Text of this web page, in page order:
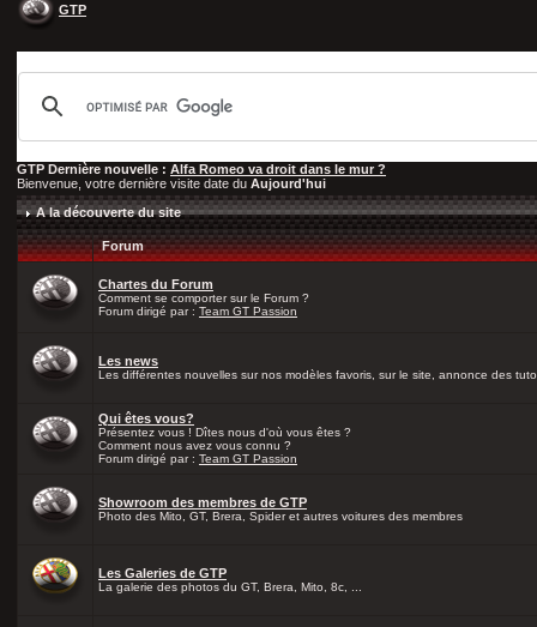
GTP
GTP Dernière nouvelle : Alfa Romeo va droit dans le mur ?
Bienvenue, votre dernière visite date du Aujourd'hui
A la découverte du site
Forum
Chartes du Forum
Comment se comporter sur le Forum ?
Forum dirigé par : Team GT Passion
Les news
Les différentes nouvelles sur nos modèles favoris, sur le site, annonce des
Qui êtes vous?
Présentez vous ! Dîtes nous d'où vous êtes ?
Comment nous avez vous connu ?
Forum dirigé par : Team GT Passion
Showroom des membres de GTP
Photo des Mito, GT, Brera, Spider et autres voitures des membres
Les Galeries de GTP
La galerie des photos du GT, Brera, Mito, 8c, ...